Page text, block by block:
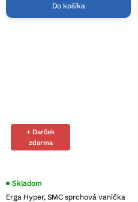
Do košíka
+ Darček
zdarma
Erga Hyper, SMC sprchová vanička
Skladom